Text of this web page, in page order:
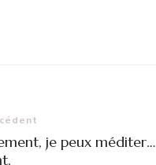
je peux méditer…